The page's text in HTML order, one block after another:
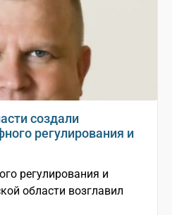
создали
регулирования и
регулирования и
области возглавил